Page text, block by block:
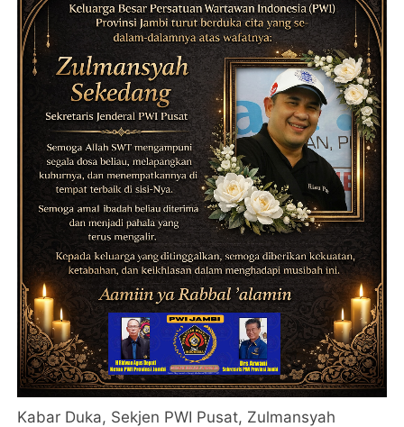
Kabar Duka, Sekjen PWI Pusat, Zulmansyah